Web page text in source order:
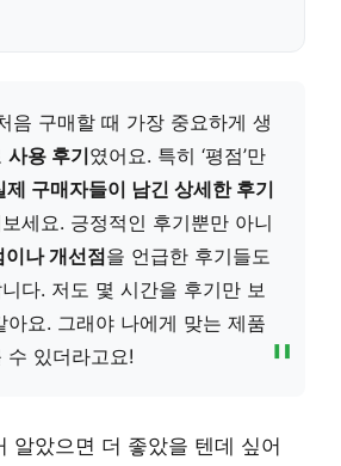
음 구매할 때 가장 중요하게 생
사용 후기였어요. 특히 ‘평점’만
제 구매자들이 남긴 상세한 후기
세요. 긍정적인 후기뿐만 아니
나 개선점을 언급한 후기들도
다. 저도 몇 시간을 후기만 보
아요. 그래야 나에게 맞는 제품
수 있더라고요!
알았으면 더 좋았을 텐데 싶어